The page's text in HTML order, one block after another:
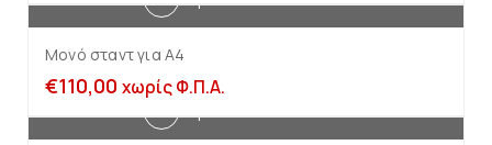
Μονό σταντ για Α4
€110,00 χωρίς Φ.Π.Α.